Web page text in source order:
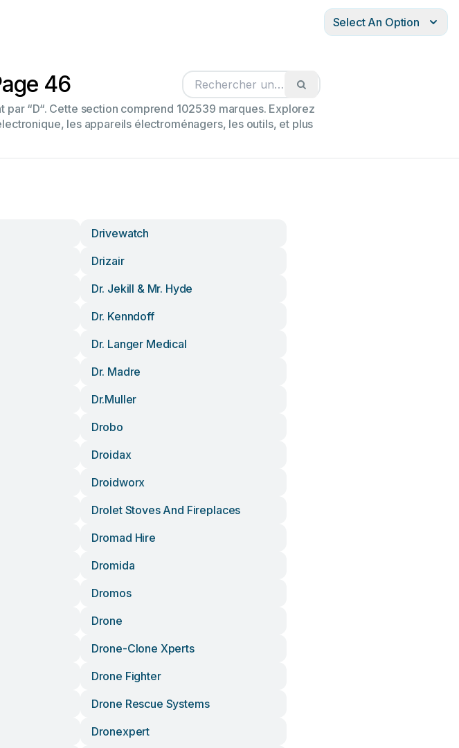
Select An Option
46
“D“. Cette section comprend 102539 marques. Explorez
les appareils électroménagers, les outils, et plus
Drivewatch
Drizair
Dr. Jekill & Mr. Hyde
Dr. Kenndoff
Dr. Langer Medical
Dr. Madre
Dr.muller
Drobo
Droidax
Droidworx
Drolet Stoves And Fireplaces
Dromad Hire
Dromida
Dromos
Drone
Drone-Clone Xperts
Drone Fighter
Drone Rescue Systems
Dronexpert